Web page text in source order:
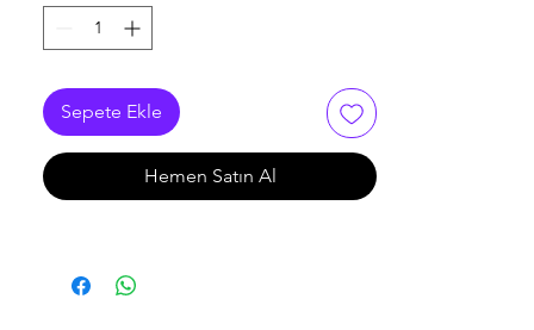
Sepete Ekle
Hemen Satın Al